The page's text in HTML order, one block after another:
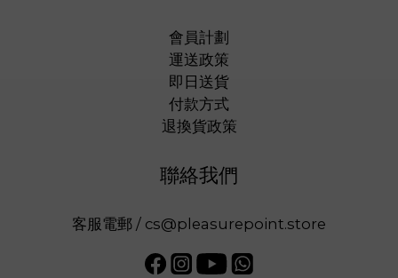
會員計劃
運送政策
即日送貨
付款方式
退換貨政策
聯絡我們
客服電郵 / cs@pleasurepoint.store